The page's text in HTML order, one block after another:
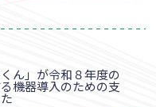
ん」が令和８年度の
機器導入のための支